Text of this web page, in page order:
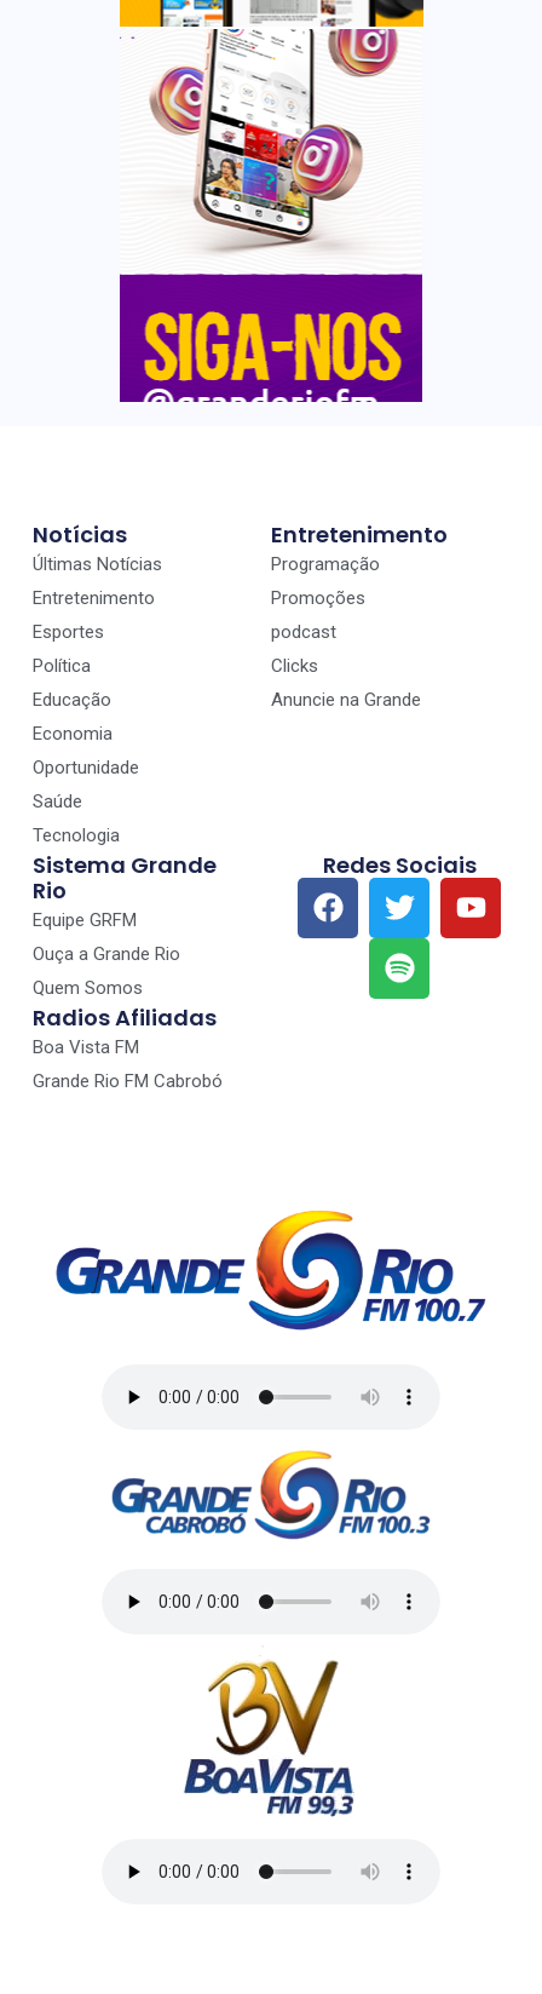
Notícias
Últimas Notícias
Entretenimento
Esportes
Política
Educação
Economia
Oportunidade
Saúde
Tecnologia
Entretenimento
Programação
Promoções
podcast
Clicks
Anuncie na Grande
Sistema Grande
Rio
Equipe GRFM
Ouça a Grande Rio
Quem Somos
Radios Afiliadas
Boa Vista FM
Grande Rio FM Cabrobó
Redes Sociais